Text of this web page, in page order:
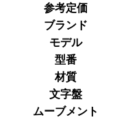
参考定価
ブランド
モデル
型番
材質
文字盤
ムーブメント